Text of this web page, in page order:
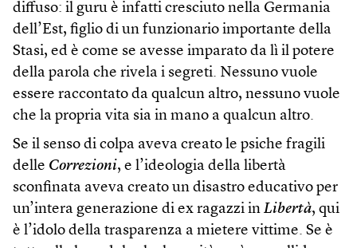
diffuso: il guru è infatti cresciuto nella Germania
dell’Est, figlio di un funzionario importante della
Stasi, ed è come se avesse imparato da lì il potere
della parola che rivela i segreti. Nessuno vuole
essere raccontato da qualcun altro, nessuno vuole
che la propria vita sia in mano a qualcun altro.
Se il senso di colpa aveva creato le psiche fragili
delle Correzioni, e l’ideologia della libertà
sconfinata aveva creato un disastro educativo per
un’intera generazione di ex ragazzi in Libertà, qui
è l’idolo della trasparenza a mietere vittime. Se è